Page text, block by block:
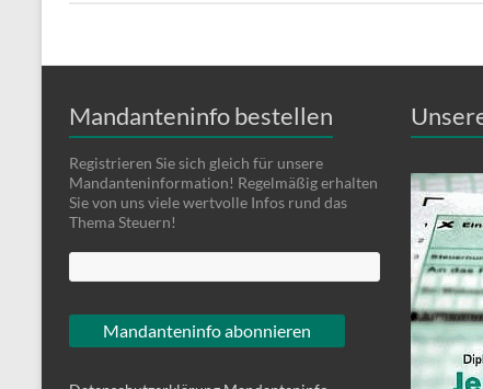
Mandanteninfo bestellen
Registrieren Sie sich gleich für unsere
Mandanteninformation! Regelmäßig erhalten
Sie von uns viele wertvolle Infos rund das
Thema Steuern!